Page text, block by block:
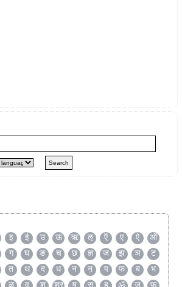
इ ई उ ऊ ऋ ऌ ऍ ए ऐ
ऑ
ग घ ङ च छ ज्ञ ज झ ञ
ट
त थ द ध न ऩ प फ ब
भ